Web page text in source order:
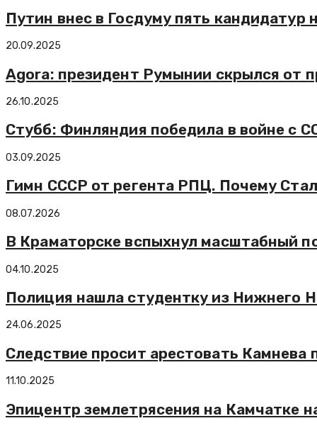
Путин внес в Госдуму пять
20.09.2025
Agora: президент Румынии скрылся от
26.10.2025
Стубб: Финляндия победила в войне с
03.09.2025
Гимн СССР от регента РПЦ. Почему
08.07.2026
В Краматорске вспыхнул масштабный
04.10.2025
Полиция нашла студентку из Нижнего
24.06.2025
Следствие просит арестовать
11.10.2025
Эпицентр землетрясения на Камчатке